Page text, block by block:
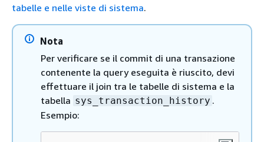
tabelle e nelle viste di sistema.
Nota
Per verificare se il commit di una transazione
contenente la query eseguita è riuscito, devi
effettuare il join tra le tabelle di sistema e la
tabella sys_transaction_history .
Esempio: